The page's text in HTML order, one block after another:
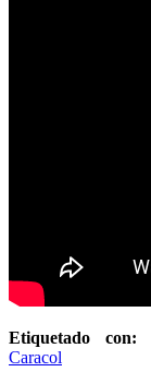
Etiquetado con:
Caracol